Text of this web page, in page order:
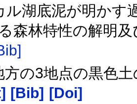
ル湖底泥が明かす
森林特性の解明
方の3地点の黒色
[Bib]
[Doi]